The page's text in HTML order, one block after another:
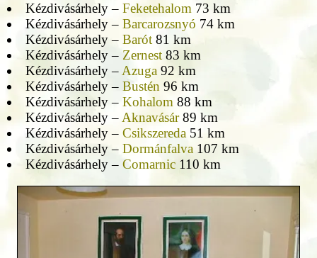
Kézdivásárhely – Feketehalom73 km
Kézdivásárhely – Barcarozsnyó 74 km
Kézdivásárhely – Barót81 km
Kézdivásárhely – Zernest83 km
Kézdivásárhely –Azuga92 km
Kézdivásárhely – Bustén 96 km
Kézdivásárhely – Kohalom88 km
Kézdivásárhely –Aknavásár89 km
Kézdivásárhely – Csikszereda51 km
Kézdivásárhely – Dormánfalva107 km
Kézdivásárhely – Comarnic110 km